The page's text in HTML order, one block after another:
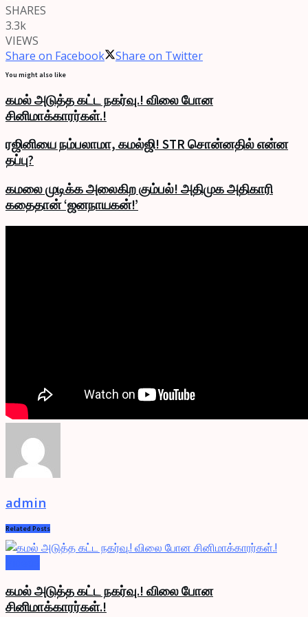
SHARES
3.3k
VIEWS
Share on Facebook
Share on Twitter
You might also like
கமல் அடுத்த கட்ட நகர்வு.! விலை போன
சினிமாக்காரர்கள்.!
ரஜினியை நம்பலாமா, கமல்ஜி! STR சொன்னதில் என்ன
தப்பு?
கமலை முடிக்க அலைகிற கும்பல்! அதிமுக அதிகாரி
கதைதான் ‘ஜனநாயகன்!’
admin
Related Posts
கமல் அடுத்த கட்ட நகர்வு.! விலை போன
சினிமாக்காரர்கள்.!